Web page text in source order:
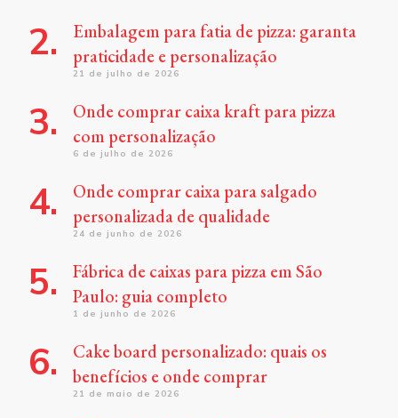
Embalagem para fatia de pizza: garanta
praticidade e personalização
21 de julho de 2026
Onde comprar caixa kraft para pizza
com personalização
6 de julho de 2026
Onde comprar caixa para salgado
personalizada de qualidade
24 de junho de 2026
Fábrica de caixas para pizza em São
Paulo: guia completo
1 de junho de 2026
Cake board personalizado: quais os
benefícios e onde comprar
21 de maio de 2026